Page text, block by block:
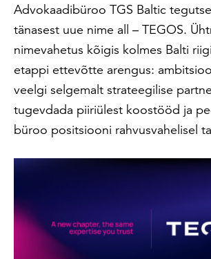
Advokaadibüroo TGS Baltic
tänasest uue nime all – TEGOS.
nimevahetus kõigis kolmes Balti
etappi ettevõtte arengus:
veelgi selgemalt strateegilise
tugevdada piiriülest koostööd ja
büroo positsiooni rahvusvahelisel